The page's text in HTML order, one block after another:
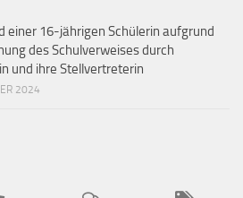
einer 16-jährigen Schülerin aufgrund
des Schulverweises durch
und ihre Stellvertreterin
2024